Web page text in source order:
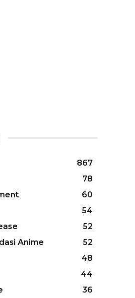
867
78
60
54
52
Anime
52
48
44
36